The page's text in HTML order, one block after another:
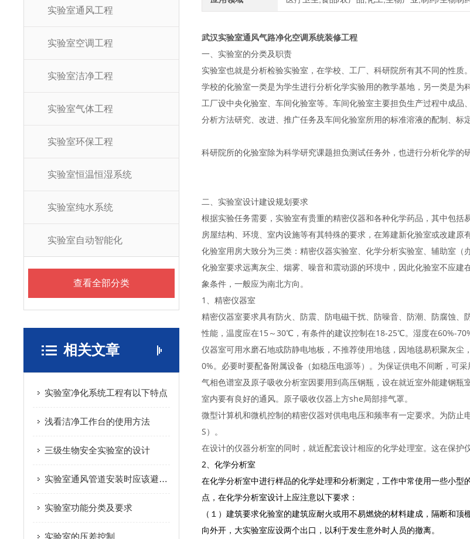
实验室通风工程
实验室空调工程
实验室洁净工程
实验室气体工程
实验室环保工程
实验室恒温恒湿系统
实验室纯水系统
实验室自动智能化
查看全部分类
相关文章
实验室净化系统工程有以下特点
浅看洁净工作台的使用方法
三级生物安全实验室的设计
实验室通风管道安装时应该避免的问题有哪些
实验室功能分类及要求
实验室的压差控制
武汉实验室通风气路净化空调系统装修工程
一、实验室的分类及职责
实验室也就是分析检验实验室，在学校、工厂、科研院所有其不同的性质。
学校的化验室一类是为学生进行分析化学实验用的教学基地，另一类是为
工厂设中央化验室、车间化验室等。车间化验室主要担负生产过程中成
分析方法研究、改进、推广任务及车间化验室所用的标准溶液的配制、标
科研院所的化验室除为科学研究课题担负测试任务外，也进行分析化学的
二、实验室设计建设规划要求
根据实验任务需要，实验室有贵重的精密仪器和各种化学药品，其中包
房屋结构、环境、室内设施等有其特殊的要求，在筹建新化验室或改建原
化验室用房大致分为三类：精密仪器实验室、化学分析实验室、辅助室（
化验室要求远离灰尘、烟雾、噪音和震动源的环境中，因此化验室不应
象条件，一般应为南北方向。
1、精密仪器室
精密仪器室要求具有防火、防震、防电磁干扰、防噪音、防潮、防腐蚀
性能，温度应在15～30℃，有条件的建议控制在18-25℃。湿度在60%-
仪器室可用水磨石地或防静电地板，不推荐使用地毯，因地毯易积聚灰
0%。必要时要配备附属设备（如稳压电源等）。为保证供电不间断，可
气相色谱室及原子吸收分析室因要用到高压钢瓶，设在就近室外能建钢
室内要有良好的通风。原子吸收仪器上方she局部排气罩。
微型计算机和微机控制的精密仪器对供电电压和频率有一定要求。为防
S）。
在设计的仪器分析室的同时，就近配套设计相应的化学处理室。这在保护
2、化学分析室
在化学分析室中进行样品的化学处理和分析测定，工作中常使用一些小
点，在化学分析室设计上应注意以下要求：
（１）建筑要求化验室的建筑应耐火或用不易燃烧的材料建成，隔断和
向外开，大实验室应设两个出口，以利于发生意外时人员的撤离。